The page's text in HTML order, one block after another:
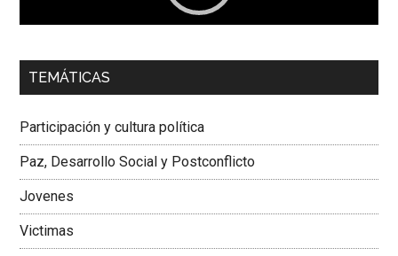
00:00 01:04
Dra. Carolina Corcho Mejía,Presidenta Corporación
Colombiana
TEMÁTICAS
Participación y cultura política
Paz, Desarrollo Social y Postconflicto
Jovenes
Victimas